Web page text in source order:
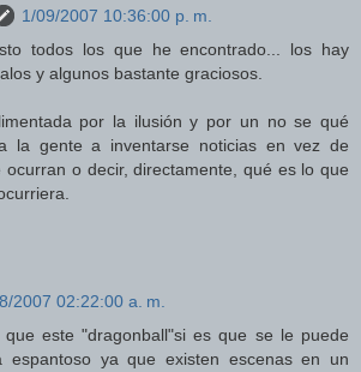
1/09/2007 10:36:00 p. m.
todos los que he encontrado... los hay
y algunos bastante graciosos.
por la ilusión y por un no se qué
la gente a inventarse noticias en vez de
ocurran o decir, directamente, qué es lo que
2007 02:22:00 a. m.
este "dragonball"si es que se le puede
espantoso ya que existen escenas en un